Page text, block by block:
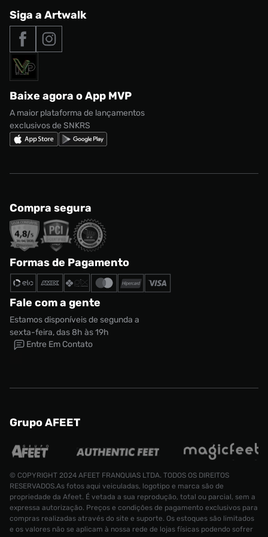
Outlet
Roupas
Acessórios
Marcas
adidas Samba
Nike Air Max
adidas Adi2000
adidas Campus
Nike Shox
Seja um franqueado
Nossas lojas
Termos de uso
Política de privacidade
Regulamento CRM/ CASHBACK
Regulamento Cupom
Central de Relacionamento
Tipos de entrega
Formas de Pagamento
Solicite seus dados
Siga a Artwalk
Baixe agora o App MVP
A maior plataforma de lançamentos
exclusivos de SNKRS
Compra segura
Formas de Pagamento
Fale com a gente
Estamos disponíveis de segunda a
sexta-feira, das 8h às 19h
Entre Em Contato
Grupo AFEET
© COPYRIGHT 2024 AFEET FRANQUIAS LTDA. TODOS OS DIREITOS
RESERVADOS.As fotos aqui veiculadas, logotipo e marca são de
propriedade da Afeet. É vetada a sua reprodução, total ou parcial, sem a
expressa autorização. Preços e condições de pagamento exclusivos para
compras realizadas através do site e suporte. Os estoques são limitados
e os valores não se aplicam à nossa rede de lojas físicas podendo sofrer